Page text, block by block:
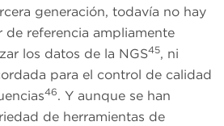
generación, todavía no hay
de referencia ampliamente
los datos de la NGS45, ni
para el control de calidad
46. Y aunque se han
de herramientas de